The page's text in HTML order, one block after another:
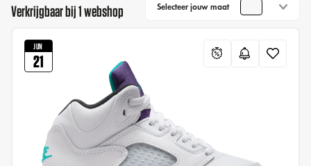
Verkrijgbaar bij 1 webshop Selecteer jouw maat
JUN
21